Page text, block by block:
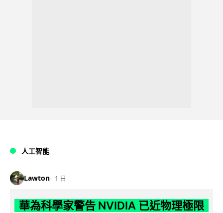
人工智能
Lawton 1 日
華為科學家警告 NVIDIA 已近物理極限